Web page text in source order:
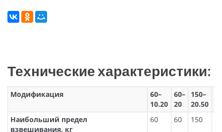
Технические характеристики:
Модификация
60–
10.20
60–
20
150–
20.50
Наибольший предел
взвешивания, кг
60 60 150